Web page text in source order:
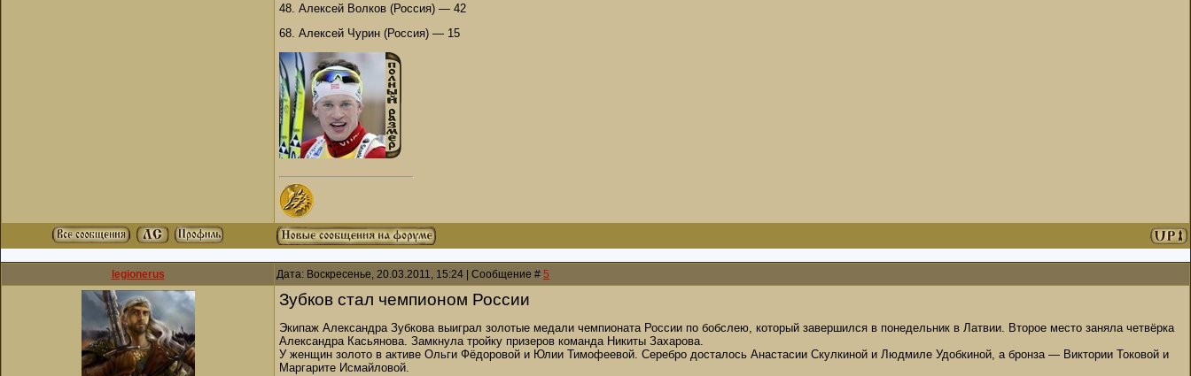
48. Алексей Волков (Россия) — 42
68. Алексей Чурин (Россия) — 15
legionerus Дата: Воскресенье, 20.03.2011, 15:24 | Сообщение # 5
Зубков стал чемпионом России
Экипаж Александра Зубкова выиграл золотые медали чемпионата России по бобслею, который завершился в понедельник в Латвии. Второе место заняла четвёрка
Александра Касьянова. Замкнула тройку призеров команда Никиты Захарова.
У женщин золото в активе Ольги Фёдоровой и Юлии Тимофеевой. Серебро досталось Анастасии Скулкиной и Людмиле Удобкиной, а бронза — Виктории Токовой и
Маргарите Исмайловой.